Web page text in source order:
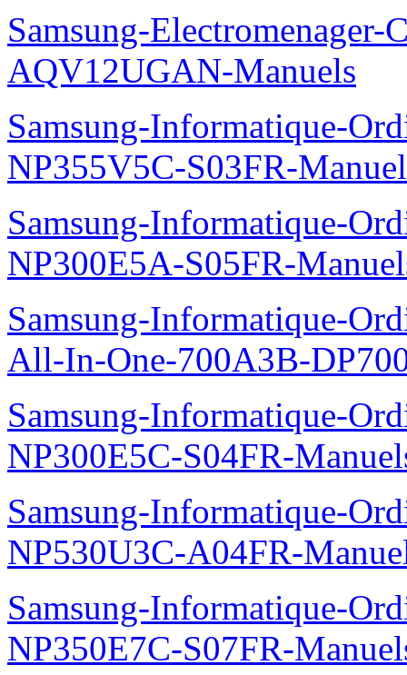
Samsung-Electromenager-
AQV12UGAN-Manuels
Samsung-Informatique-
NP355V5C-S03FR-
Samsung-Informatique-
NP300E5A-S05FR-
Samsung-Informatique-
All-In-One-700A3B-
Samsung-Informatique-
NP300E5C-S04FR-
Samsung-Informatique-
NP530U3C-A04FR-
Samsung-Informatique-
NP350E7C-S07FR-